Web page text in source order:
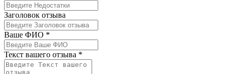
Заголовок отзыва
Ваше ФИО *
Текст вашего отзыва *